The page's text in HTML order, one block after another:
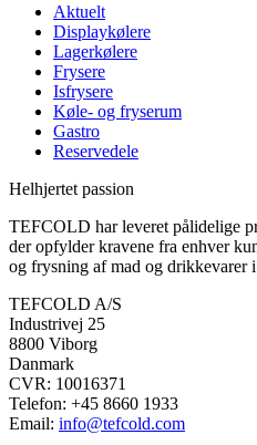
Aktuelt
Displaykølere
Lagerkølere
Frysere
Isfrysere
Køle- og fryserum
Gastro
Reservedele
Helhjertet passion
TEFCOLD har leveret pålidelige
der opfylder kravene fra enhver
og frysning af mad og drikkevarer
TEFCOLD A/S
Industrivej 25
8800 Viborg
Danmark
CVR: 10016371
Telefon: +45 8660 1933
Email: info@tefcold.com